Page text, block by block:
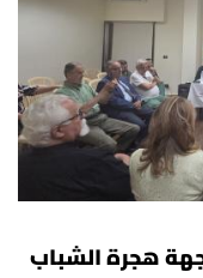
هجرة الشباب